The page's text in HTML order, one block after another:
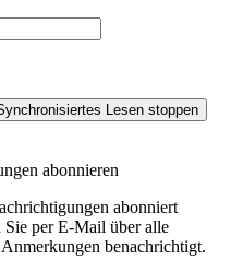
Lesen stoppen
abonnieren
abonniert
Sie per E-Mail über alle
benachrichtigt.